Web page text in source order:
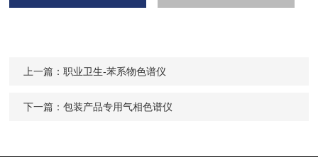
上一篇：职业卫生-苯系物色谱仪
下一篇：包装产品专用气相色谱仪